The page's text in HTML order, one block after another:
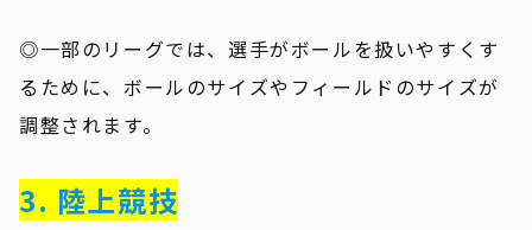
◎一部のリーグでは、選手がボールを扱いやすくす
るために、ボールのサイズやフィールドのサイズが
調整されます。
3. 陸上競技